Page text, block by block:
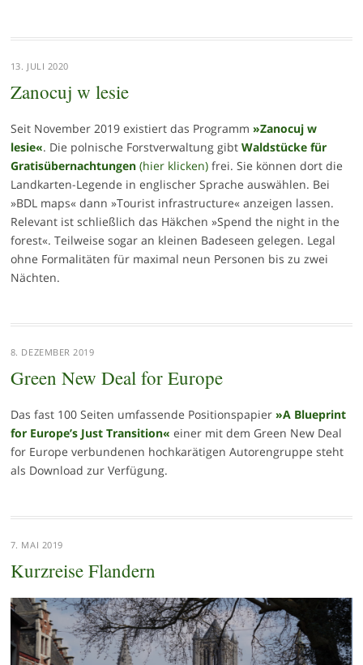
13. JULI 2020
Zanocuj w lesie
Seit November 2019 existiert das Programm »Zanocuj w
lesie«. Die polnische Forstverwaltung gibt Waldstücke für
Gratisübernachtungen(hier klicken)frei. Sie können dort die
Landkarten-Legende in englischer Sprache auswählen. Bei
»BDL maps« dann »Tourist infrastructure« anzeigen lassen.
Relevant ist schließlich das Häkchen »Spend the night in the
forest«. Teilweise sogar an kleinen Badeseen gelegen. Legal
ohne Formalitäten für maximal neun Personen bis zu zwei
Nächten.
8. DEZEMBER 2019
Green New Deal for Europe
Das fast 100 Seiten umfassende Positionspapier »A Blueprint
for Europe’s Just Transition« einer mit dem Green New Deal
for Europe verbundenen hochkarätigen Autorengruppe steht
als Download zur Verfügung.
7. MAI 2019
Kurzreise Flandern